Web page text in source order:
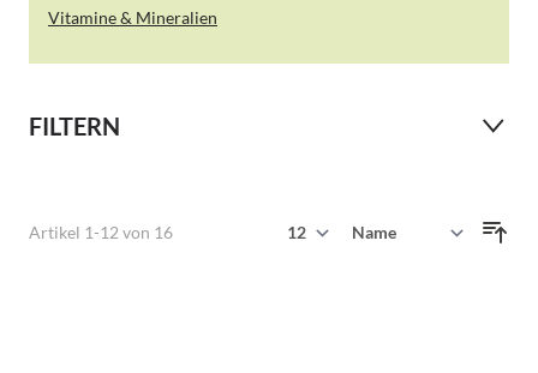
Vitamine & Mineralien
FILTERN
Artikel 1-12 von 16
Sortieren nach